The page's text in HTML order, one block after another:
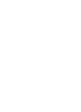
家
仕事にも